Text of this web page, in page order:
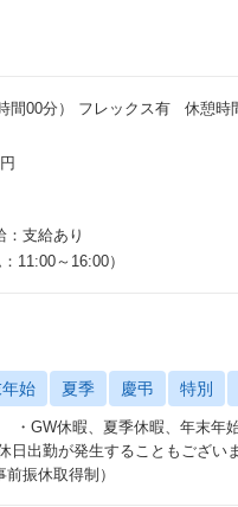
間00分） フレックス有 休憩時
：支給あり
11:00～16:00）
始 夏季 慶弔 特別
・GW休暇、夏季休暇、年末
出勤が発生することもござい
振休取得制）